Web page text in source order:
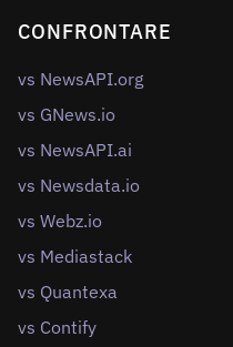
CONFRONTARE
vs NewsAPI.org
vs GNews.io
vs NewsAPI.ai
vs Newsdata.io
vs Webz.io
vs Mediastack
vs Quantexa
vs Contify